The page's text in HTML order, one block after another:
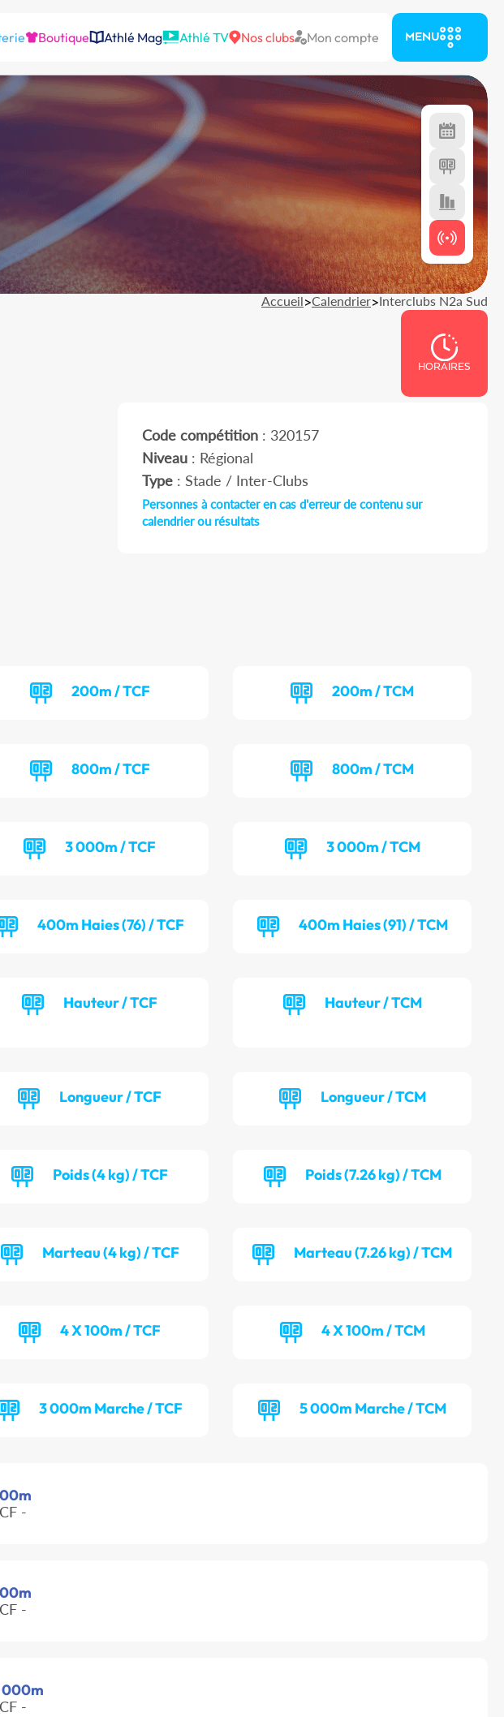
Boutique Athlé Mag Athlé TV Nos clubs Mon compte MENU
Accueil>Calendrier>Interclubs N2a Sud
HORAIRES
Code compétition: 320157
Niveau: Régional
Type: Stade / Inter-Clubs
Personnes à contacter en cas d'erreur de contenu sur
calendrier ou résultats
200m / TCF 200m / TCM
800m / TCF 800m / TCM
3 000m / TCF 3 000m / TCM
400m Haies (76) / TCF 400m Haies (91) / TCM
Hauteur / TCF Hauteur / TCM
Longueur / TCF Longueur / TCM
Poids (4 kg) / TCF Poids (7.26 kg) / TCM
Marteau (4 kg) / TCF Marteau (7.26 kg) / TCM
4 X 100m / TCF 4 X 100m / TCM
3 000m Marche / TCF 5 000m Marche / TCM
-
-
000m
-